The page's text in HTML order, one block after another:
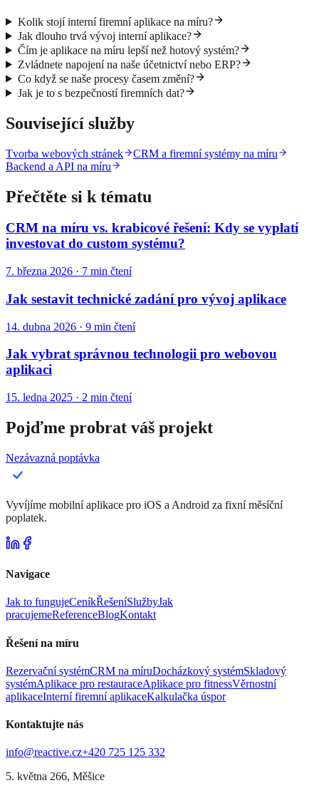
Kolik stojí interní firemní aplikace na míru?
Jak dlouho trvá vývoj interní aplikace?
Čím je aplikace na míru lepší než hotový systém?
Zvládnete napojení na naše účetnictví nebo ERP?
Co když se naše procesy časem změní?
Jak je to s bezpečností firemních dat?
Související služby
Tvorba webových stránek
CRM a firemní systémy na míru
Backend a API na míru
Přečtěte si k tématu
CRM na míru vs. krabicové řešení: Kdy se vyplatí
investovat do custom systému?
7. března 2026 · 7 min čtení
Jak sestavit technické zadání pro vývoj aplikace
14. dubna 2026 · 9 min čtení
Jak vybrat správnou technologii pro webovou
aplikaci
15. ledna 2025 · 2 min čtení
Pojďme probrat váš projekt
Nezávazná poptávka
Vyvíjíme mobilní aplikace pro iOS a Android za fixní měsíční
poplatek.
Navigace
Jak to fungujeCeníkŘešeníSlužbyJak
pracujemeReferenceBlogKontakt
Řešení na míru
Rezervační systémCRM na míruDocházkový systémSkladový
systémAplikace pro restauraceAplikace pro fitnessVěrnostní
aplikaceInterní firemní aplikaceKalkulačka úspor
Kontaktujte nás
info@reactive.cz+420 725 125 332
5. května 266, Měšice